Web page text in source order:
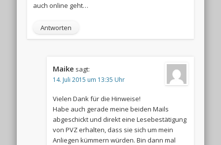
auch online geht…
Antworten
Maike sagt:
14. Juli 2015 um 13:35 Uhr
Vielen Dank für die Hinweise!
Habe auch gerade meine beiden Mails
abgeschickt und direkt eine Lesebestätigung
von PVZ erhalten, dass sie sich um mein
Anliegen kümmern würden. Bin dann mal